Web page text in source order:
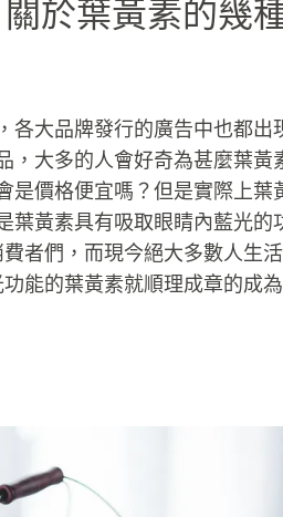
於葉黃素的幾
各大品牌發行的廣告中也都出
，大多的人會好奇為甚麼葉黃
是價格便宜嗎？但是實際上葉
葉黃素具有吸取眼睛內藍光的
者們，而現今絕大多數人生活
能的葉黃素就順理成章的成為